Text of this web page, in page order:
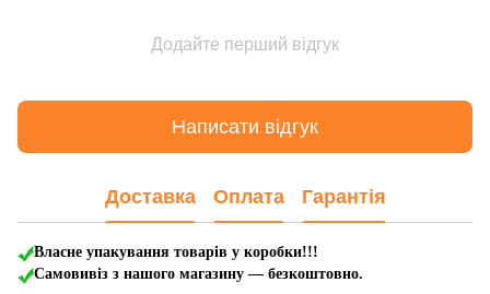
Додайте перший відгук
Написати відгук
Доставка Оплата Гарантія
Власне упакування товарів у коробки!!!
Самовивіз з нашого магазину — безкоштовно.